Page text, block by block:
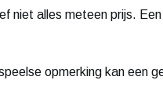
niet alles meteen prijs.
opmerking kan een